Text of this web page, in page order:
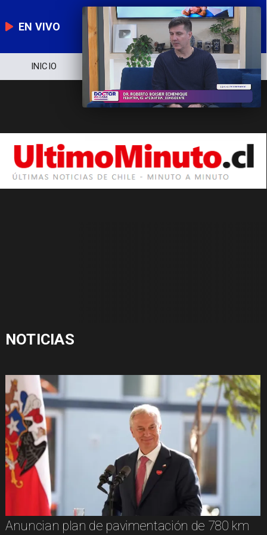
EN VIVO
INICIO NOTICIERO POLÍTICA
NOTICIAS
Anuncian plan de pavimentación de 780 km